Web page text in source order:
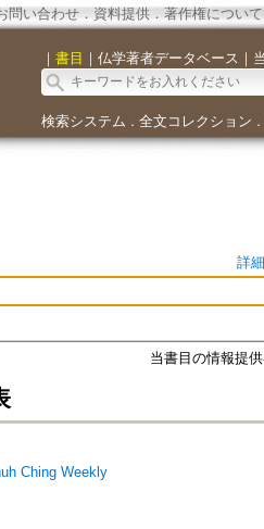
問い合わせ． 資料提供． 著作権について
｜ 書目 ｜ 仏学著者データベース ｜
検索システム ． 全文コレクション ．
詳
当書目の情報提
Ching Weekly